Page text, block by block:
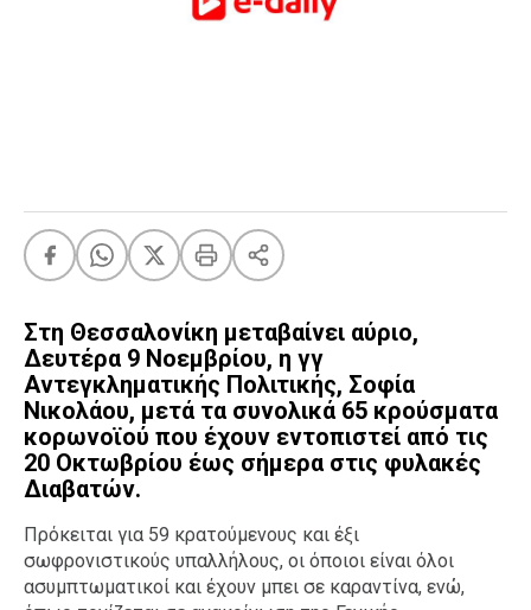
OMG LOL
Xmas
LIFE
Food
Body+Mind
Ταξίδια
Style
Στη Θεσσαλονίκη μεταβαίνει αύριο,
Δευτέρα 9 Νοεμβρίου, η γγ
Αντεγκληματικής Πολιτικής, Σοφία
Νικολάου, μετά τα συνολικά 65 κρούσματα
κορωνοϊού που έχουν εντοπιστεί από τις
20 Οκτωβρίου έως σήμερα στις φυλακές
Διαβατών.
Πρόκειται για 59 κρατούμενους και έξι
σωφρονιστικούς υπαλλήλους, οι όποιοι είναι όλοι
ασυμπτωματικοί και έχουν μπει σε καραντίνα, ενώ,